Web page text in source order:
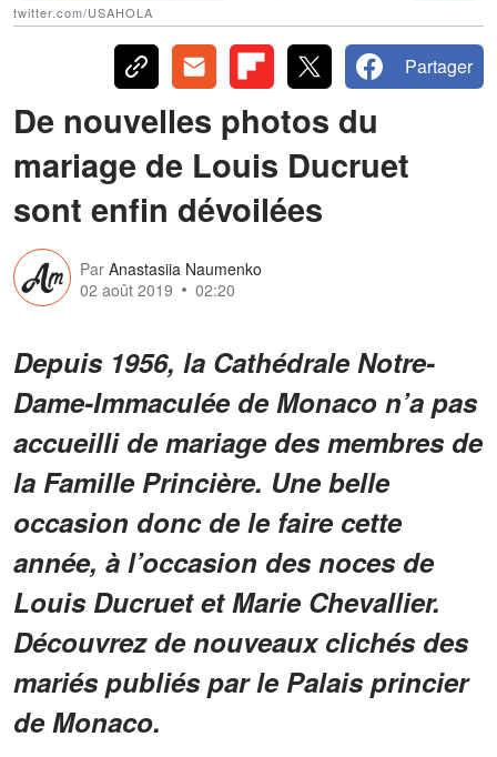
twitter.com/USAHOLA
Partager
De nouvelles photos du
mariage de Louis Ducruet
sont enfin dévoilées
Par Anastasiia Naumenko
02 août 2019
02:20
Depuis 1956, la Cathédrale Notre-
Dame-Immaculée de Monaco n’a pas
accueilli de mariage des membres de
la Famille Princière. Une belle
occasion donc de le faire cette
année, à l’occasion des noces de
Louis Ducruet et Marie Chevallier.
Découvrez de nouveaux clichés des
mariés publiés par le Palais princier
de Monaco.